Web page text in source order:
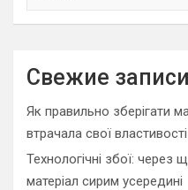
a
c
Свежие записи
Як правильно зберігати
втрачала свої властивості
Технологічні збої:
матеріал сирим усередині